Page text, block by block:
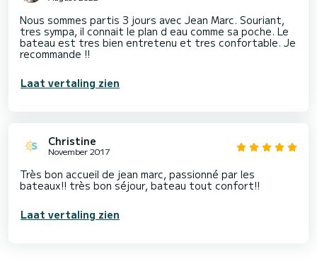
Nous sommes partis 3 jours avec Jean Marc. Souriant,
tres sympa, il connait le plan d eau comme sa poche. Le
bateau est tres bien entretenu et tres confortable. Je
recommande !!
Laat vertaling zien
Christine
November 2017
Très bon accueil de jean marc, passionné par les
bateaux!! très bon séjour, bateau tout confort!!
Laat vertaling zien